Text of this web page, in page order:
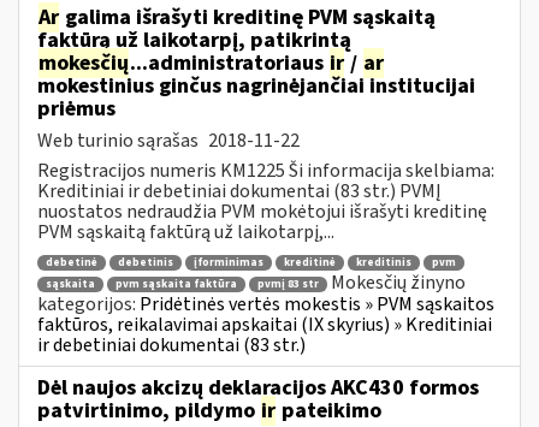
Ar galima išrašyti kreditinę PVM sąskaitą
faktūrą už laikotarpį, patikrintą
mokesčių...administratoriaus ir / ar
mokestinius ginčus nagrinėjančiai institucijai
priėmus
Web turinio sąrašas 2018-11-22
Registracijos numeris KM1225 Ši informacija skelbiama:
Kreditiniai ir debetiniai dokumentai (83 str.) PVMĮ
nuostatos nedraudžia PVM mokėtojui išrašyti kreditinę
PVM sąskaitą faktūrą už laikotarpį,...
debetinė debetinis įforminimas kreditinė kreditinis
pvm
sąskaita
pvm sąskaita faktūra pvmį 83 str
Mokesčių žinyno
kategorijos: Pridėtinės vertės mokestis » PVM sąskaitos
faktūros, reikalavimai apskaitai (IX skyrius) » Kreditiniai
ir debetiniai dokumentai (83 str.)
Dėl naujos akcizų deklaracijos AKC430 formos
patvirtinimo, pildymo ir pateikimo